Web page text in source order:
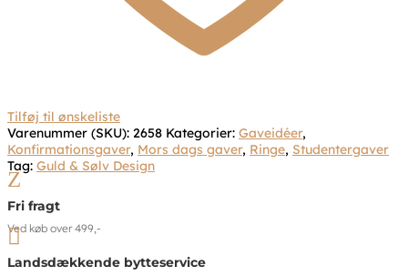
Tilføj til ønskeliste
Varenummer (SKU): 2658 Kategorier: Gaveidéer,
Konfirmationsgaver, Mors dags gaver, Ringe, Studentergaver
Tag: Guld & Sølv Design
Z
Fri fragt
Ved køb over 499,-

Landsdækkende bytteservice